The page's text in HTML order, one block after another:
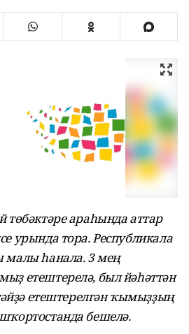
төбәктәре араһында аттар
урында тора. Республикала
һанала. 3 мең
етештерелә, был йәһәттән
етештерелгән ҡымыҙҙың
бешелә.